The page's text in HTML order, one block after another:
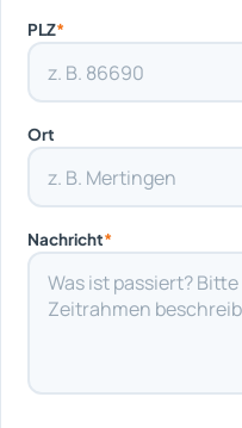
PLZ*
Ort
Nachricht*